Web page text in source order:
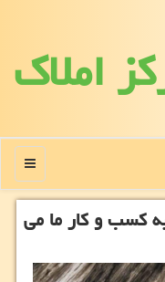
املاك
منو
کسب و کار ما می